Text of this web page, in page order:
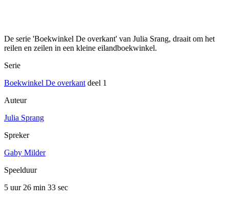
De serie 'Boekwinkel De overkant' van Julia Srang, draait om het
reilen en zeilen in een kleine eilandboekwinkel.
Serie
Boekwinkel De overkant deel 1
Auteur
Julia Sprang
Spreker
Gaby Milder
Speelduur
5 uur 26 min 33 sec